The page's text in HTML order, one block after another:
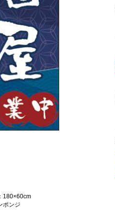
180×60cm
ポンジ